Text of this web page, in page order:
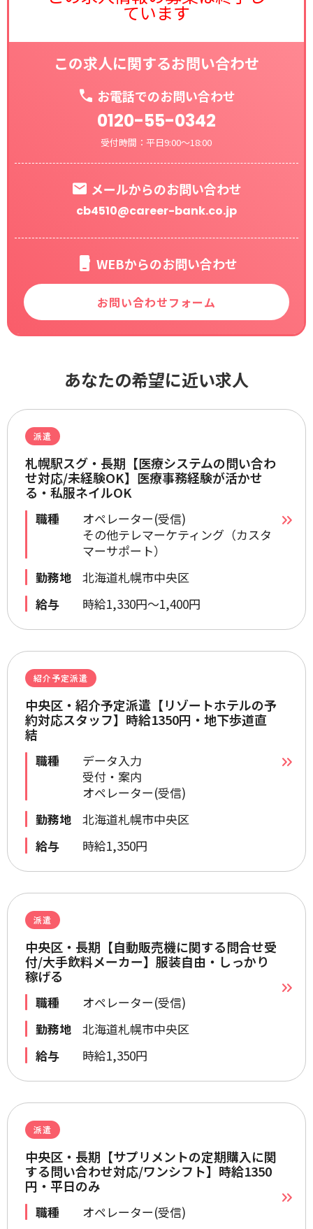
ています
この求人に関するお問い合わせ
お電話でのお問い合わせ
0120-55-0342
受付時間：平日9:00～18:00
メールからのお問い合わせ
cb4510@career-bank.co.jp
WEBからのお問い合わせ
お問い合わせフォーム
あなたの希望に近い求人
派遣
札幌駅スグ・長期【医療システムの問い合わ
せ対応/未経験OK】医療事務経験が活かせ
る・私服ネイルOK
職種
オペレーター(受信)
その他テレマーケティング（カスタ
マーサポート）
勤務地
北海道札幌市中央区
給与
時給1,330円～1,400円
紹介予定派遣
中央区・紹介予定派遣【リゾートホテルの予
約対応スタッフ】時給1350円・地下歩道直
結
職種
データ入力
受付・案内
オペレーター(受信)
勤務地
北海道札幌市中央区
給与
時給1,350円
派遣
中央区・長期【自動販売機に関する問合せ受
付/大手飲料メーカー】服装自由・しっかり
稼げる
職種
オペレーター(受信)
勤務地
北海道札幌市中央区
給与
時給1,350円
派遣
中央区・長期【サプリメントの定期購入に関
する問い合わせ対応/ワンシフト】時給1350
円・平日のみ
職種
オペレーター(受信)